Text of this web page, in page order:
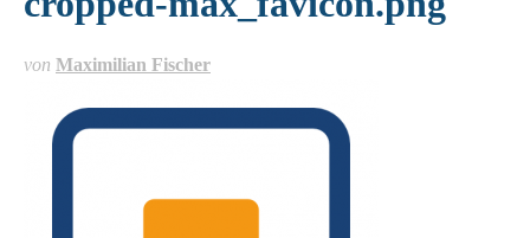
von Maximilian Fischer